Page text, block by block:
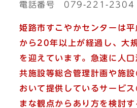
電話番号 079-221-2304
姫路市すこやかセンターは
から20年以上が経過し、大
を迎えています。急速に人
共施設等総合管理計画や施
おいて提供しているサービ
まな観点からあり方を検討す